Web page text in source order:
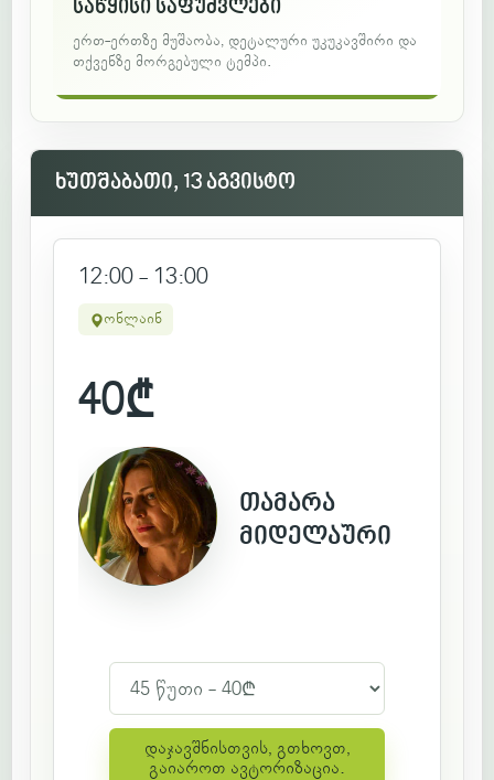
საწყისი საფუძვლები
ერთ-ერთზე მუშაობა, დეტალური უკუკავშირი და
თქვენზე მორგებული ტემპი.
ხუთშაბათი, 13 აგვისტო
12:00 - 13:00
ონლაინ
40₾
თამარა
მიდელაური
დაჯავშნისთვის, გთხოვთ,
გაიაროთ ავტორიზაცია.